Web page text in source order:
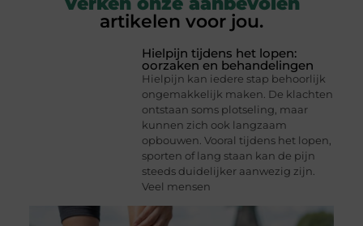
artikelen voor jou.
Hielpijn tijdens het lopen:
oorzaken en behandelingen
Hielpijn kan iedere stap behoorlijk
ongemakkelijk maken. De klachten
ontstaan soms plotseling, maar
kunnen zich ook langzaam
opbouwen. Vooral tijdens het lopen,
sporten of lang staan kan de pijn
steeds duidelijker aanwezig zijn.
Veel mensen